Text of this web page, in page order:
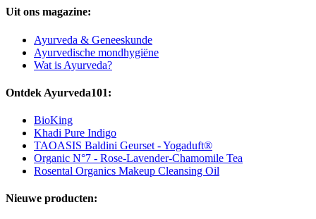
Uit ons magazine:
Ayurveda & Geneeskunde
Ayurvedische mondhygiëne
Wat is Ayurveda?
Ontdek Ayurveda101:
BioKing
Khadi Pure Indigo
TAOASIS Baldini Geurset - Yogaduft®
Organic N°7 - Rose-Lavender-Chamomile Tea
Rosental Organics Makeup Cleansing Oil
Nieuwe producten: